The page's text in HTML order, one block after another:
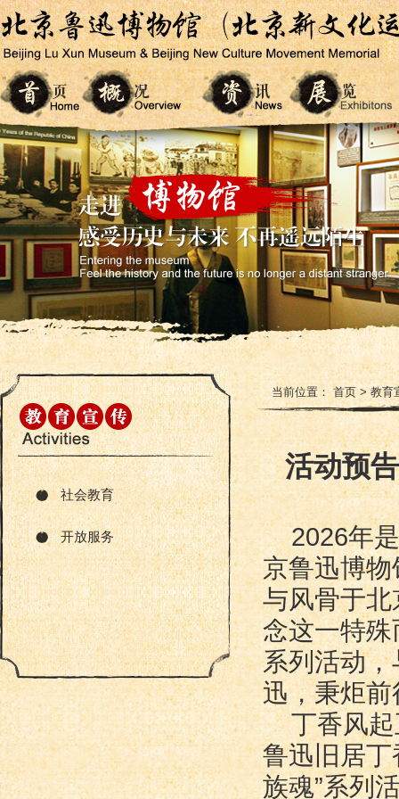
社会教育
开放服务
当前位置：首页>教育
活动预
2026年
京鲁迅博物
与风骨于
念这一特
系列活动
迅，秉炬
丁香风
鲁迅旧居丁
族魂”系列